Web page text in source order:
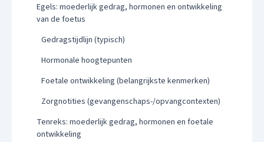
Egels: moederlijk gedrag, hormonen en ontwikkeling
van de foetus
Gedragstijdlijn (typisch)
Hormonale hoogtepunten
Foetale ontwikkeling (belangrijkste kenmerken)
Zorgnotities (gevangenschaps-/opvangcontexten)
Tenreks: moederlijk gedrag, hormonen en foetale
ontwikkeling